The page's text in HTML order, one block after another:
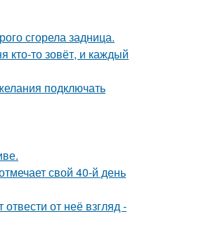
сгорела задница.
кто-то зовёт, и каждый
подключать
свой 40-й день
от неё взгляд -